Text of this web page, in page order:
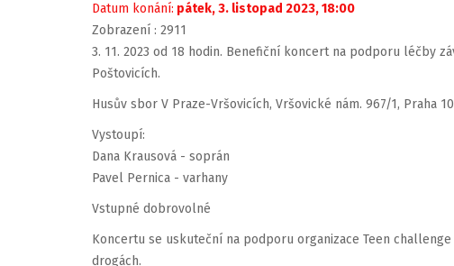
Datum konání: pátek, 3. listopad 2023, 18:00
Zobrazení : 2911
3. 11. 2023 od 18 hodin. Benefiční koncert na podporu léčby
Poštovicích.
Husův sbor V Praze-Vršovicích, Vršovické nám. 967/1, Praha 10
Vystoupí:
Dana Krausová - soprán
Pavel Pernica - varhany
Vstupné dobrovolné
Koncertu se uskuteční na podporu organizace Teen
drogách.